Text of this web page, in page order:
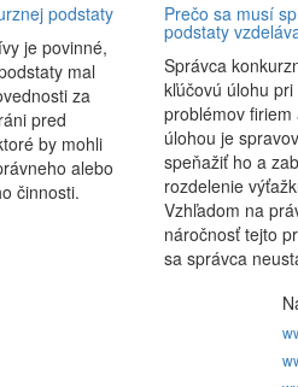
podstaty
je povinné,
mal
za
pred
by mohli
alebo
činnosti.
Prečo sa musí
podstaty
Správca
kľúčovú úlohu
problémov firiem
úlohou je
speňažiť ho a
rozdelenie
Vzhľadom na
náročnosť tejto
sa správca